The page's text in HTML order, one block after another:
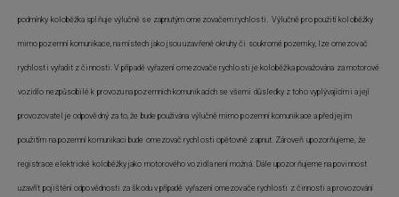
podmínky koloběžka splňuje výlučně se zapnutým omezovačem rychlosti. Výlučně pro použití koloběžky
mimo pozemní komunikace, na místech jako jsou uzavřené okruhy či soukromé pozemky, lze omezovač
rychlosti vyřadit z činnosti. V případě vyřazení omezovače rychlosti je koloběžka považována za motorové
vozidlo nezpůsobilé k provozu na pozemních komunikacích se všemi důsledky z toho vyplývajícími a její
provozovatel je odpovědný za to, že bude používána výlučně mimo pozemní komunikace a před jejím
použitím na pozemní komunikaci bude omezovač rychlosti opětovně zapnut. Zároveň upozorňujeme, že
registrace elektrické koloběžky jako motorového vozidla není možná. Dále upozorňujeme na povinnost
uzavřít pojištění odpovědnosti za škodu v případě vyřazení omezovače rychlosti z činnosti a provozování